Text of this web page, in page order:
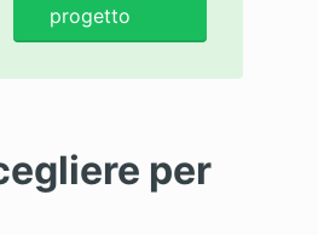
progetto
per